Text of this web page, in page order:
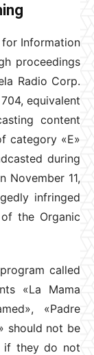
for Information
proceedings
Radio Corp.
equivalent
content
category «E»
during
November 11,
infringed
the Organic
called
«La Mama
«Padre
should not be
if they do not